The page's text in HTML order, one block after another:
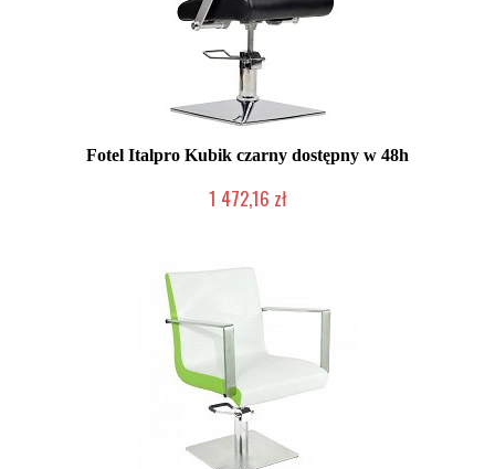
Fotel Italpro Kubik czarny dostępny w 48h
1 472,16 zł